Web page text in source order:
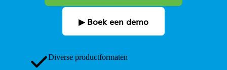
▶ Boek een demo
Diverse productformaten